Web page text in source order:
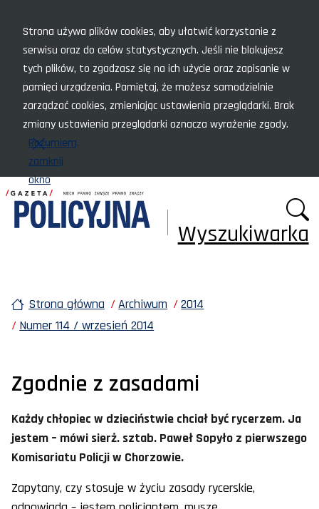
Strona używa plików cookies, aby ułatwić korzystanie z
serwisu oraz do celów statystycznych. Jeśli nie blokujesz
tych plików, to zgadzasz się na ich użycie oraz zapisanie w
pamięci urządzenia. Pamiętaj, że możesz samodzielnie
zarządzać cookies, zmieniając ustawienia przeglądarki. Brak
zmiany ustawienia przeglądarki oznacza wyrażenie zgody.
Rozumiem,
zamknij
okno
Wyszukiwarka
Strona główna Archiwum
2014
Numer 114 / wrzesień 2014
Zgodnie z zasadami
Każdy chłopiec w dzieciństwie chciał być rycerzem. Ja
jestem – mówi sierż. sztab. Paweł Sopyło z pierwszego
Komisariatu Policji w Chorzowie.
Zapytany, czy stosuje w życiu zasady rycerskie,